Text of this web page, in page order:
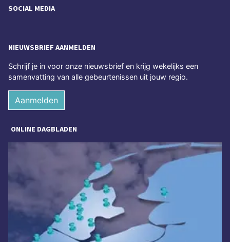
SOCIAL MEDIA
NIEUWSBRIEF AANMELDEN
Schrijf je in voor onze nieuwsbrief en krijg wekelijks een
samenvatting van alle gebeurtenissen uit jouw regio.
Aanmelden
ONLINE DAGBLADEN